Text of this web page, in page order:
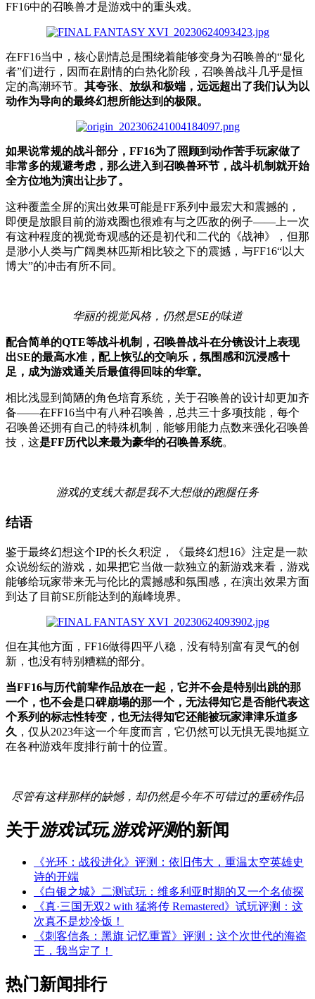
FF16中的召唤兽才是游戏中的重头戏。
在FF16当中，核心剧情总是围绕着能够变身为召唤兽的“显化
者”们进行，因而在剧情的白热化阶段，召唤兽战斗几乎是恒
定的高潮环节。 其夸张、放纵和极端，远远超出了我们认为以
动作为导向的最终幻想所能达到的极限。
如果说常规的战斗部分，FF16为了照顾到动作苦手玩家做了
非常多的规避考虑，那么进入到召唤兽环节，战斗机制就开始
全方位地为演出让步了。
这种覆盖全屏的演出效果可能是FF系列中最宏大和震撼的，
即便是放眼目前的游戏圈也很难有与之匹敌的例子——上一次
有这种程度的视觉奇观感的还是初代和二代的《战神》，但那
是渺小人类与广阔奥林匹斯相比较之下的震撼，与FF16“以大
博大”的冲击有所不同。
华丽的视觉风格，仍然是SE的味道
配合简单的QTE等战斗机制，召唤兽战斗在分镜设计上表现
出SE的最高水准，配上恢弘的交响乐，氛围感和沉浸感十
足，成为游戏通关后最值得回味的华章。
相比浅显到简陋的角色培育系统，关于召唤兽的设计却更加齐
备——在FF16当中有八种召唤兽，总共三十多项技能，每个
召唤兽还拥有自己的特殊机制，能够用能力点数来强化召唤兽
技，这是FF历代以来最为豪华的召唤兽系统。
游戏的支线大都是我不大想做的跑腿任务
结语
鉴于最终幻想这个IP的长久积淀，《最终幻想16》注定是一款
众说纷纭的游戏，如果把它当做一款独立的新游戏来看，游戏
能够给玩家带来无与伦比的震撼感和氛围感，在演出效果方面
到达了目前SE所能达到的巅峰境界。
但在其他方面，FF16做得四平八稳，没有特别富有灵气的创
新，也没有特别糟糕的部分。
当FF16与历代前辈作品放在一起，它并不会是特别出跳的那
一个，也不会是口碑崩塌的那一个，无法得知它是否能代表这
个系列的标志性转变，也无法得知它还能被玩家津津乐道多
久 ，仅从2023年这一个年度而言，它仍然可以无惧无畏地挺立
在各种游戏年度排行前十的位置。
尽管有这样那样的缺憾，却仍然是今年不可错过的重磅作品
关于游戏试玩,游戏评测的新闻
《光环：战役进化》评测：依旧伟大，重温太空英雄史
诗的开端
《白银之城》二测试玩：维多利亚时期的又一个名侦探
《真·三国无双2 with 猛将传 Remastered》试玩评测：这
次真不是炒冷饭！
《刺客信条：黑旗 记忆重置》评测：这个次世代的海盗
王，我当定了！
热门新闻排行